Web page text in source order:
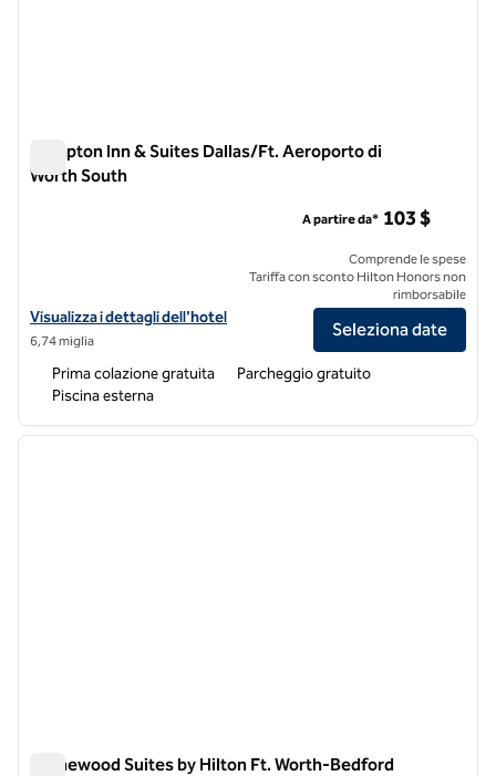
Hampton Inn & Suites Dallas/Ft. Aeroporto di
Worth South
Visualizza i dettagli dell'hotel Hampton Inn & Suites Dallas/Ft.
Visualizza i dettagli dell'hotel
6,74 miglia
A partire da* 103 $
Comprende le spese
Tariffa con sconto Hilton Honors non
rimborsabile
Seleziona date
Prima colazione gratuita
Parcheggio gratuito
Piscina esterna
1 di 12
Homewood Suites by Hilton Ft. Worth-Bedford